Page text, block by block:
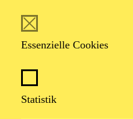
Essenzielle Cookies
Statistik
BEN VAN
ARMEN